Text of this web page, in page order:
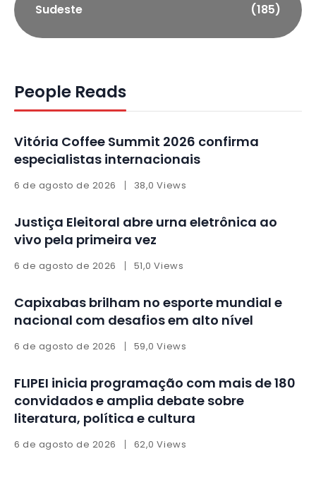
Sudeste (185)
People Reads
Vitória Coffee Summit 2026 confirma
especialistas internacionais
6 de agosto de 2026 38,0 Views
Justiça Eleitoral abre urna eletrônica ao
vivo pela primeira vez
6 de agosto de 2026 51,0 Views
Capixabas brilham no esporte mundial e
nacional com desafios em alto nível
6 de agosto de 2026 59,0 Views
FLIPEI inicia programação com mais de 180
convidados e amplia debate sobre
literatura, política e cultura
6 de agosto de 2026 62,0 Views